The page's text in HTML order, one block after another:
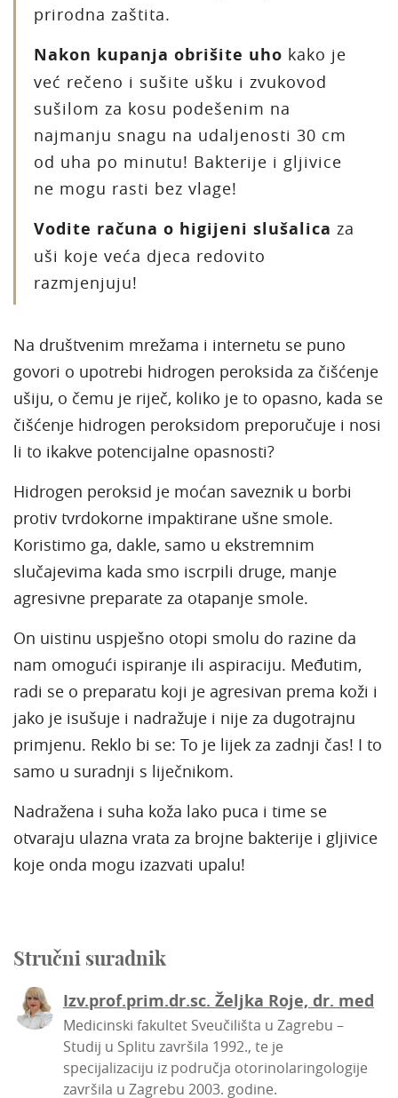
prirodna zaštita.
Nakon kupanja obrišite uho kako je
već rečeno i sušite ušku i zvukovod
sušilom za kosu podešenim na
najmanju snagu na udaljenosti 30 cm
od uha po minutu! Bakterije i gljivice
ne mogu rasti bez vlage!
Vodite računa o higijeni slušalica za
uši koje veća djeca redovito
razmjenjuju!
Na društvenim mrežama i internetu se puno
govori o upotrebi hidrogen peroksida za čišćenje
ušiju, o čemu je riječ, koliko je to opasno, kada se
čišćenje hidrogen peroksidom preporučuje i nosi
li to ikakve potencijalne opasnosti?
Hidrogen peroksid je moćan saveznik u borbi
protiv tvrdokorne impaktirane ušne smole.
Koristimo ga, dakle, samo u ekstremnim
slučajevima kada smo iscrpili druge, manje
agresivne preparate za otapanje smole.
On uistinu uspješno otopi smolu do razine da
nam omogući ispiranje ili aspiraciju. Međutim,
radi se o preparatu koji je agresivan prema koži i
jako je isušuje i nadražuje i nije za dugotrajnu
primjenu. Reklo bi se: To je lijek za zadnji čas! I to
samo u suradnji s liječnikom.
Nadražena i suha koža lako puca i time se
otvaraju ulazna vrata za brojne bakterije i gljivice
koje onda mogu izazvati upalu!
Stručni suradnik
Izv.prof.prim.dr.sc. Željka Roje, dr. med
Medicinski fakultet Sveučilišta u Zagrebu –
Studij u Splitu završila 1992., te je
specijalizaciju iz područja otorinolaringologije
završila u Zagrebu 2003. godine.